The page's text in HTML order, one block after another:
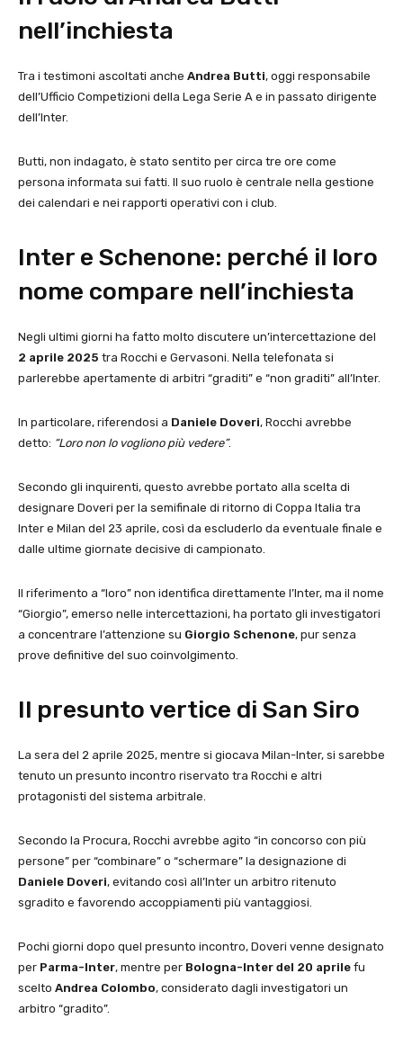
nell’inchiesta
Tra i testimoni ascoltati anche Andrea Butti, oggi responsabile
dell’Ufficio Competizioni della Lega Serie A e in passato dirigente
dell’Inter.
Butti, non indagato, è stato sentito per circa tre ore come
persona informata sui fatti. Il suo ruolo è centrale nella gestione
dei calendari e nei rapporti operativi con i club.
Inter e Schenone: perché il loro
nome compare nell’inchiesta
Negli ultimi giorni ha fatto molto discutere un’intercettazione del
2 aprile 2025 tra Rocchi e Gervasoni. Nella telefonata si
parlerebbe apertamente di arbitri “graditi” e “non graditi” all’Inter.
In particolare, riferendosi a Daniele Doveri, Rocchi avrebbe
detto: “Loro non lo vogliono più vedere”.
Secondo gli inquirenti, questo avrebbe portato alla scelta di
designare Doveri per la semifinale di ritorno di Coppa Italia tra
Inter e Milan del 23 aprile, così da escluderlo da eventuale finale e
dalle ultime giornate decisive di campionato.
Il riferimento a “loro” non identifica direttamente l’Inter, ma il nome
“Giorgio”, emerso nelle intercettazioni, ha portato gli investigatori
a concentrare l’attenzione su Giorgio Schenone, pur senza
prove definitive del suo coinvolgimento.
Il presunto vertice di San Siro
La sera del 2 aprile 2025, mentre si giocava Milan-Inter, si sarebbe
tenuto un presunto incontro riservato tra Rocchi e altri
protagonisti del sistema arbitrale.
Secondo la Procura, Rocchi avrebbe agito “in concorso con più
persone” per “combinare” o “schermare” la designazione di
Daniele Doveri, evitando così all’Inter un arbitro ritenuto
sgradito e favorendo accoppiamenti più vantaggiosi.
Pochi giorni dopo quel presunto incontro, Doveri venne designato
per Parma-Inter, mentre per Bologna-Inter del 20 aprile fu
scelto Andrea Colombo, considerato dagli investigatori un
arbitro “gradito”.